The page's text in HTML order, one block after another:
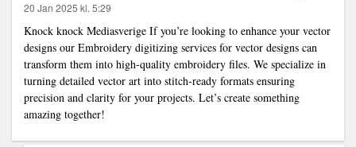
20 Jan 2025 kl. 5:29
Knock knock Mediasverige If you’re looking to enhance your vector
designs our Embroidery digitizing services for vector designs can
transform them into high-quality embroidery files. We specialize in
turning detailed vector art into stitch-ready formats ensuring
precision and clarity for your projects. Let’s create something
amazing together!